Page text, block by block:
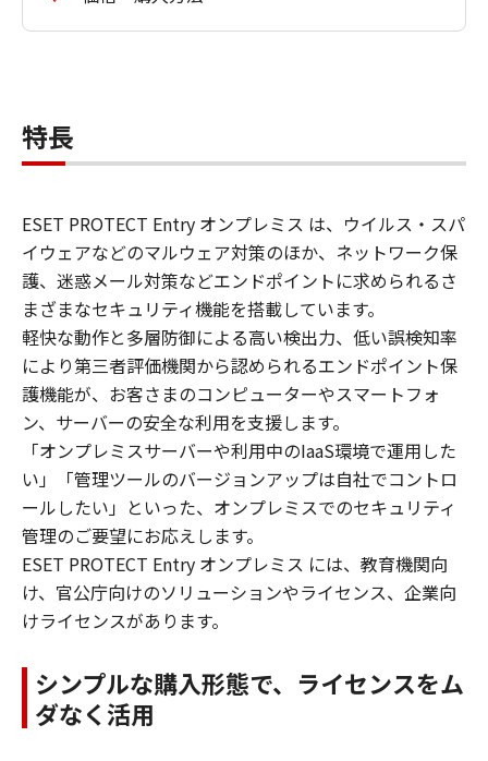
特長
ESET PROTECT Entry オンプレミス は、ウイルス・スパ
イウェアなどのマルウェア対策のほか、ネットワーク保
護、迷惑メール対策などエンドポイントに求められるさ
まざまなセキュリティ機能を搭載しています。
軽快な動作と多層防御による高い検出力、低い誤検知率
により第三者評価機関から認められるエンドポイント保
護機能が、お客さまのコンピューターやスマートフォ
ン、サーバーの安全な利用を支援します。
「オンプレミスサーバーや利用中のIaaS環境で運用した
い」「管理ツールのバージョンアップは自社でコントロ
ールしたい」といった、オンプレミスでのセキュリティ
管理のご要望にお応えします。
ESET PROTECT Entry オンプレミス には、教育機関向
け、官公庁向けのソリューションやライセンス、企業向
けライセンスがあります。
シンプルな購入形態で、ライセンスをム
ダなく活用